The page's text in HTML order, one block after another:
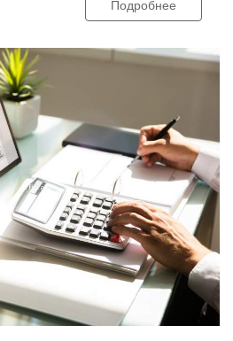
Подробнее